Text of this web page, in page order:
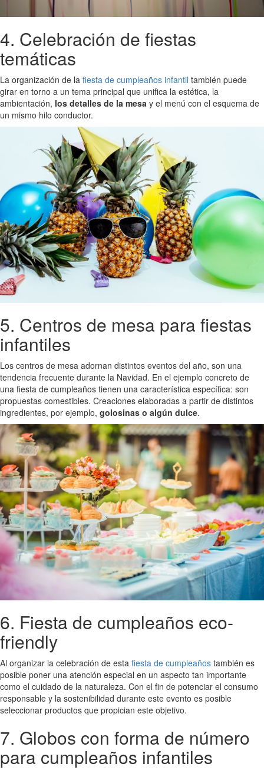
4. Celebración de fiestas
temáticas
La organización de la fiesta de cumpleaños infantil también puede
girar en torno a un tema principal que unifica la estética, la
ambientación, los detalles de la mesa y el menú con el esquema de
un mismo hilo conductor.
5. Centros de mesa para fiestas
infantiles
Los centros de mesa adornan distintos eventos del año, son una
tendencia frecuente durante la Navidad. En el ejemplo concreto de
una fiesta de cumpleaños tienen una característica específica: son
propuestas comestibles. Creaciones elaboradas a partir de distintos
ingredientes, por ejemplo, golosinas o algún dulce.
6. Fiesta de cumpleaños eco-
friendly
Al organizar la celebración de esta fiesta de cumpleaños también es
posible poner una atención especial en un aspecto tan importante
como el cuidado de la naturaleza. Con el fin de potenciar el consumo
responsable y la sostenibilidad durante este evento es posible
seleccionar productos que propician este objetivo.
7. Globos con forma de número
para cumpleaños infantiles